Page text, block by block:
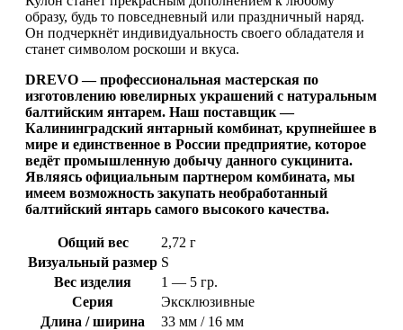
образу, будь то повседневный или праздничный наряд.
Он подчеркнёт индивидуальность своего обладателя и
станет символом роскоши и вкуса.
DREVO — профессиональная мастерская по
изготовлению ювелирных украшений с натуральным
балтийским янтарем. Наш поставщик —
Калининградский янтарный комбинат, крупнейшее в
мире и единственное в России предприятие, которое
ведёт промышленную добычу данного сукцинита.
Являясь официальным партнером комбината, мы
имеем возможность закупать необработанный
балтийский янтарь самого высокого качества.
Общий вес
2,72 г
Визуальный размер S
Вес изделия
1 — 5 гр.
Серия
Эксклюзивные
Длина / ширина
33 мм / 16 мм